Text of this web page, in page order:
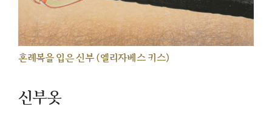
혼례복을 입은 신부 (엘리자베스 키스)
신부옷